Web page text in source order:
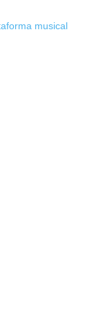
musical